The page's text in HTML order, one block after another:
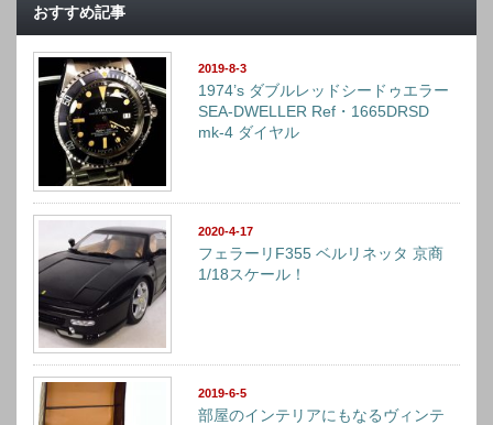
おすすめ記事
2019-8-3
1974’s ダブルレッドシードゥエラー
SEA-DWELLER Ref・1665DRSD
mk-4 ダイヤル
2020-4-17
フェラーリF355 ベルリネッタ 京商
1/18スケール！
2019-6-5
部屋のインテリアにもなるヴィンテ